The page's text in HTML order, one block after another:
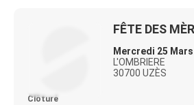
FÊTE DES
Mercredi 25
L'OMBRIERE
30700 UZÈS
Clôturé